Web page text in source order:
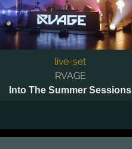
live-set
RVAGE
Into The Summer Sessions